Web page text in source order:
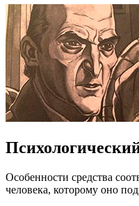
Особенности средства
человека, которому оно